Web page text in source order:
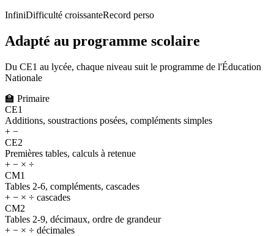
InfiniDifficulté croissanteRecord perso
Adapté au programme scolaire
Du CE1 au lycée, chaque niveau suit le programme de l'Éducation
Nationale
🏫 Primaire
CE1
Additions, soustractions posées, compléments simples
+ −
CE2
Premières tables, calculs à retenue
+ − × ÷
CM1
Tables 2-6, compléments, cascades
+ − × ÷ cascades
CM2
Tables 2-9, décimaux, ordre de grandeur
+ − × ÷ décimales